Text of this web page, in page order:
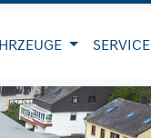
SERVICE